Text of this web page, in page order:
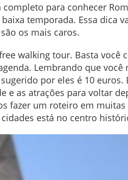
para conhecer
temporada. Essa dica
os mais caros.
walking tour. Basta
Lembrando que
por eles é 10
e as atrações para voltar
fazer um roteiro em
está no centro